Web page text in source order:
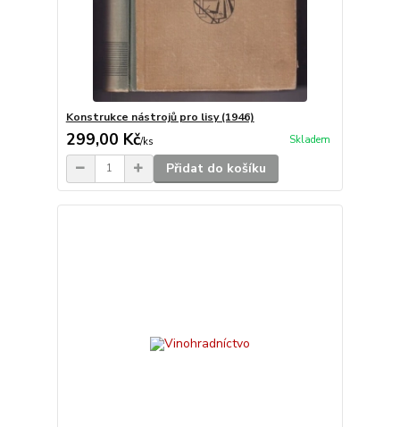
Konstrukce nástrojů pro lisy (1946)
299,00 Kč/ks Skladem
Přidat do košíku